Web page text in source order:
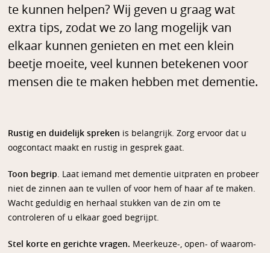
te kunnen helpen? Wij geven u graag wat
extra tips, zodat we zo lang mogelijk van
elkaar kunnen genieten en met een klein
beetje moeite, veel kunnen betekenen voor
mensen die te maken hebben met dementie.
Rustig en duidelijk spreken is belangrijk. Zorg ervoor dat u
oogcontact maakt en rustig in gesprek gaat.
Toon begrip. Laat iemand met dementie uitpraten en probeer
niet de zinnen aan te vullen of voor hem of haar af te maken.
Wacht geduldig en herhaal stukken van de zin om te
controleren of u elkaar goed begrijpt.
Stel korte en gerichte vragen. Meerkeuze-, open- of waarom-